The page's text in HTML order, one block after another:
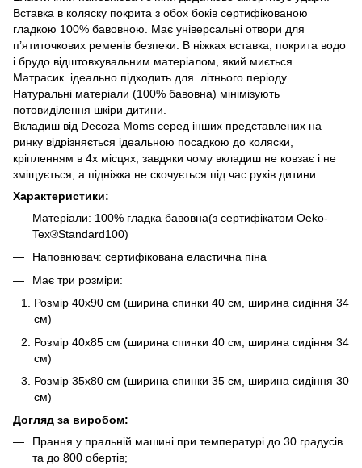
Вставка в коляску покрита з обох боків сертифікованою
гладкою 100% бавовною. Має універсальні отвори для
п’ятиточкових ременів безпеки. В ніжках вставка, покрита водо
і брудо відштовхувальним матеріалом, який миється.
Матрасик ідеально підходить для літнього періоду.
Натуральні матеріали (100% бавовна) мінімізують
потовиділення шкіри дитини.
Вкладиш від Decoza Moms серед інших представлених на
ринку відрізняється ідеальною посадкою до коляски,
кріпленням в 4х місцях, завдяки чому вкладиш не ковзає і не
зміщується, а підніжка не скочується під час рухів дитини.
Характеристики:
Матеріали: 100% гладка бавовна(з сертифікатом Oeko-
Tex®Standard100)
Наповнювач: сертифікована еластична піна
Має три розміри:
Розмір 40х90 см (ширина спинки 40 см, ширина сидіння 34
см)
Розмір 40х85 см (ширина спинки 40 см, ширина сидіння 34
см)
Розмір 35х80 см (ширина спинки 35 см, ширина сидіння 30
см)
Догляд за виробом:
Прання у пральній машині при температурі до 30 градусів
та до 800 обертів;